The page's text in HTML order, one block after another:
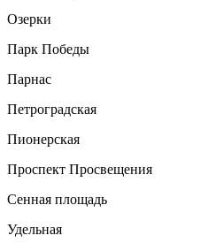
Озерки
Парк Победы
Парнас
Петроградская
Пионерская
Проспект Просвещения
Сенная площадь
Удельная